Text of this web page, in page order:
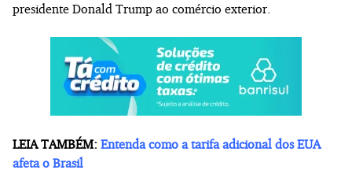
presidente Donald Trump ao comércio exterior.
LEIA TAMBÉM: Entenda como a tarifa adicional dos EUA
afeta o Brasil